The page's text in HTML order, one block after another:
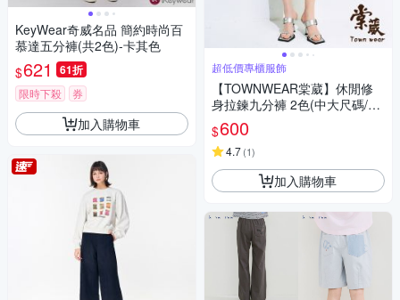
KeyWear奇威名品 簡約時尚百
慕達五分褲(共2色)-卡其色
$621 61折
限時下殺 券
加入購物車
超低價專櫃服飾
【TOWNWEAR棠葳】休閒修
身拉鍊九分褲 2色(中大尺碼/女
下身/女下著/素色/口袋/休閒/百
搭)
$600
4.7(1)
加入購物車